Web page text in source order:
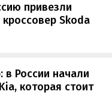
привезли
Skoda
в России начали
которая стоит